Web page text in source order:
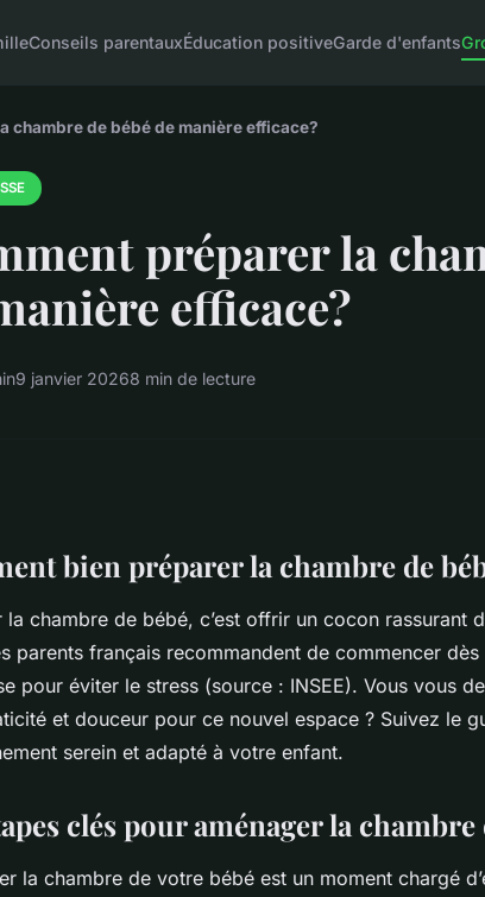
Conseils parentauxÉducation positiveGarde d'enfants
chambre de bébé de manière efficace?
préparer la
efficace?
9 janvier 20268 min de lecture
bien préparer la chambre de
la chambre de bébé, c’est offrir un cocon rassurant
parents français recommandent de commencer
pour éviter le stress (source : INSEE). Vous vous
et douceur pour ce nouvel espace ? Suivez le
serein et adapté à votre enfant.
clés pour aménager la
la chambre de votre bébé est un moment chargé